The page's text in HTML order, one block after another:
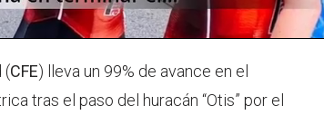
(CFE) lleva un 99% de avance en el
tras el paso del huracán “Otis” por el